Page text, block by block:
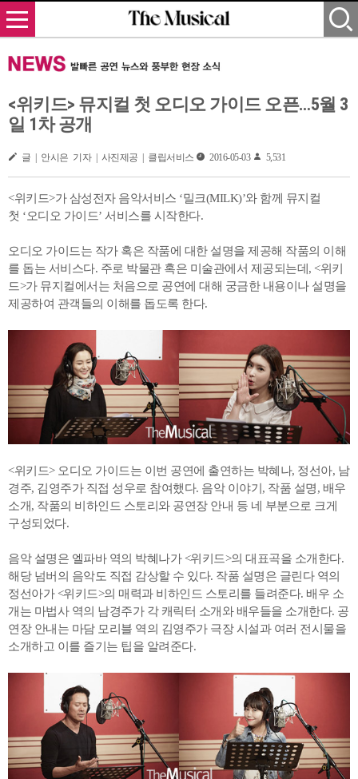
<위키드> 뮤지컬 첫 오디오 가이드 오픈…5월 3
일 1차 공개
글 | 안시은 기자 | 사진제공 | 클립서비스 2016-05-03 5,531
<위키드>가 삼성전자 음악서비스 ‘밀크(MILK)’와 함께 뮤지컬
첫 ‘오디오 가이드’ 서비스를 시작한다.
오디오 가이드는 작가 혹은 작품에 대한 설명을 제공해 작품의 이해
를 돕는 서비스다. 주로 박물관 혹은 미술관에서 제공되는데, <위키
드>가 뮤지컬에서는 처음으로 공연에 대해 궁금한 내용이나 설명을
제공하여 관객들의 이해를 돕도록 한다.
<위키드> 오디오 가이드는 이번 공연에 출연하는 박혜나, 정선아, 남
경주, 김영주가 직접 성우로 참여했다. 음악 이야기, 작품 설명, 배우
소개, 작품의 비하인드 스토리와 공연장 안내 등 네 부분으로 크게
구성되었다.
음악 설명은 엘파바 역의 박혜나가 <위키드>의 대표곡을 소개한다.
해당 넘버의 음악도 직접 감상할 수 있다. 작품 설명은 글린다 역의
정선아가 <위키드>의 매력과 비하인드 스토리를 들려준다. 배우 소
개는 마법사 역의 남경주가 각 캐릭터 소개와 배우들을 소개한다. 공
연장 안내는 마담 모리블 역의 김영주가 극장 시설과 여러 전시물을
소개하고 이를 즐기는 팁을 알려준다.